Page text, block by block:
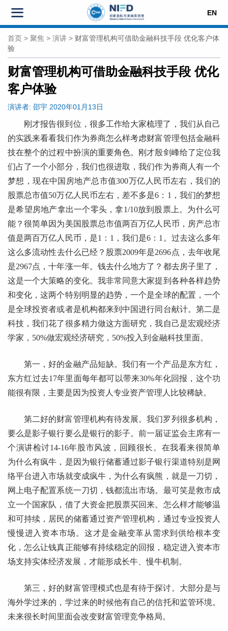
EN
首页 > 聚焦 > 演讲 > 财富管理机构可借助金融科技手段 优化客户体
验
财富管理机构可借助金融科技手段 优化
客户体验
演讲者: 邵宇 2020年01月13日
刚才报告很到位，很多工作给大家梳理了，我们从自己
的实践来看看我们作为券商怎么样考虑财富管理包括金融科
技在整个的过程中扮演的重要角色。刚才殷剑峰给了定位我
们占了一个小部分，我们也很进取，我们作为券商人有一个
梦想，现在中国房地产总市值300万亿人民币左右，我们的
股票总市值50万亿人民币左右，差不多是6：1，我们的梦想
是希望房地产拿出一个零头，拿1/10放到股票上。为什么可
能？很简单因为美国股票总市值两百万亿人民币，房产总市
值是两百万亿人民币，是1：1，我们是6：1。过去这么多年
这么多流动性去什么已经？股票2009年是2696点，去年收尾
是2967点，十年涨一年。钱去什么地方了？都去房子里了，
这是一个大策略的变化。我非常同意大家提到各种各样趋势
和变化，这两个特别明显的趋势，一个是全球的配置，一个
是全球投资者或者是机构都来到中国进行同台献计。第二是
科技，我们花了很多精力做这方面研究，我自己是宏观经济
学家，50%做宏观经济研究，50%投入到金融科技里面。
第一，好的金融产品短缺。我们有一个产品是东方红，
东方红过去17年里面每年都可以带来30%年化回报，这个功
能很有限，主要是因为投资人专业资产管理人比较稀缺。
第二好的财富管理机构有待发展。我们罗列很多机构，
要么是影子银行要么是银行的影子。前一届证监会主席有一
个演讲检讨14-16年股市风波，回顾很长。在我看来很简单
为什么有疯牛，是因为银行储蓄通过影子银行渠道特别是网
络平台进入市场就变成疯牛，为什么有疯熊，就是一刀切，
网上电子配置系统一刀切，钱都流出市场。最可笑是救市成
立一个国家队，借了大资金把股票买回来。怎么样才能够温
和可持续，居民的储蓄通过资产管理机构，通过专业投资人
慢慢进入资本市场。这才是金融变革从需求到供给根本变
化，怎么让钱真正能够有持续稳定的回报，稳定进入资本市
场支持实体经济发展，才能形成长牛、慢牛机制。
第三，好的财富管理模式也是有待于探讨。大部分是与
海外学过来的，学过来的时候他有自己的信托和监管环境。
未来很长时间里面会改变财富管理竞争格局。